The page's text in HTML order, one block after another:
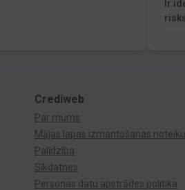
Ir
Crediweb
Par mums
Mājas lapas izmantošanas
Palīdzība
Sīkdatnes
Personas datu apstrādes politika